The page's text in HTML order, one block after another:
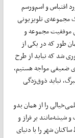
اقتباس و اسم‌ورسم
مجموعه‌ی تلویزیونی
مجموعه و
طور که در یکی از
شد که نباید از طرح
ضعیفی مواجه هستیم،
نباید ذوق‌زدگی
را از‌‌ همان بدو
بر فراز و
شهر را با دنیای